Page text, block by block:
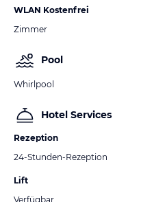
WLAN Kostenfrei
Zimmer
Pool
Whirlpool
Hotel Services
Rezeption
24-Stunden-Rezeption
Lift
Verfügbar